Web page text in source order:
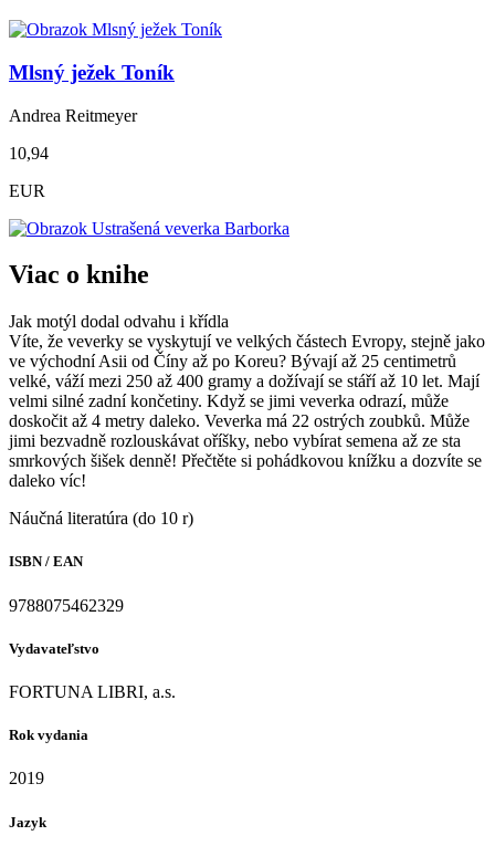
Mlsný ježek Toník
Andrea Reitmeyer
10,94
EUR
Viac o knihe
Jak motýl dodal odvahu i křídla
Víte, že veverky se vyskytují ve velkých částech Evropy, stejně jako
ve východní Asii od Číny až po Koreu? Bývají až 25 centimetrů
velké, váží mezi 250 až 400 gramy a dožívají se stáří až 10 let. Mají
velmi silné zadní končetiny. Když se jimi veverka odrazí, může
doskočit až 4 metry daleko. Veverka má 22 ostrých zoubků. Může
jimi bezvadně rozlouskávat oříšky, nebo vybírat semena až ze sta
smrkových šišek denně! Přečtěte si pohádkovou knížku a dozvíte se
daleko víc!
Náučná literatúra (do 10 r)
ISBN / EAN
9788075462329
Vydavateľstvo
FORTUNA LIBRI, a.s.
Rok vydania
2019
Jazyk